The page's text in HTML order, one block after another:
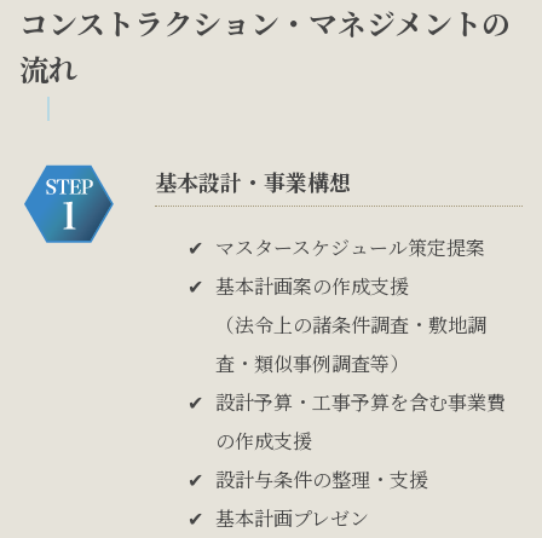
コンストラクション・マネジメントの
流れ
基本設計・事業構想
マスタースケジュール策定提案
基本計画案の作成支援
（法令上の諸条件調査・敷地調
査・類似事例調査等）
設計予算・工事予算を含む事業費
の作成支援
設計与条件の整理・支援
基本計画プレゼン